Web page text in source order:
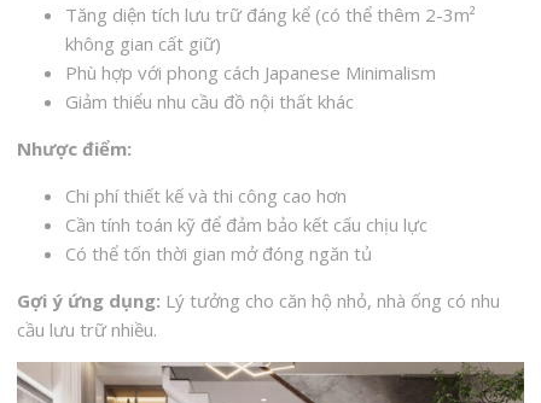
Tăng diện tích lưu trữ đáng kể (có thể thêm 2-3m²
không gian cất giữ)
Phù hợp với phong cách Japanese Minimalism
Giảm thiểu nhu cầu đồ nội thất khác
Nhược điểm:
Chi phí thiết kế và thi công cao hơn
Cần tính toán kỹ để đảm bảo kết cấu chịu lực
Có thể tốn thời gian mở đóng ngăn tủ
Gợi ý ứng dụng: Lý tưởng cho căn hộ nhỏ, nhà ống có nhu
cầu lưu trữ nhiều.